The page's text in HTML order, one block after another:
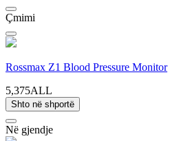
Çmimi
Rossmax Z1 Blood Pressure Monitor
5,375ALL
Shto në shportë
Në gjendje